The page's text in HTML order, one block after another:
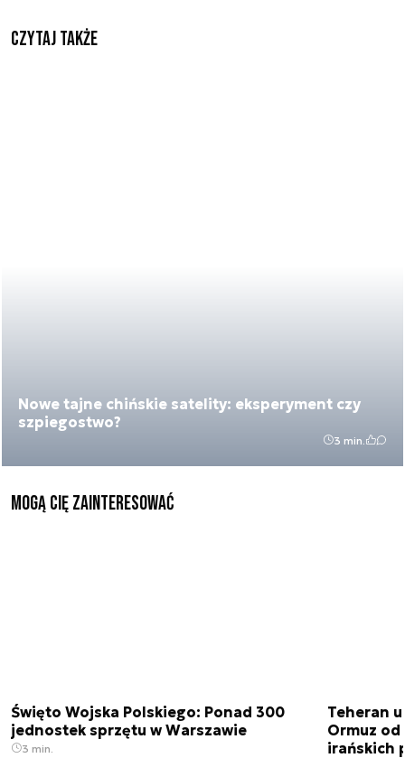
Czytaj także
Nowe tajne chińskie satelity: eksperyment czy
szpiegostwo?
3 min.
Mogą Cię zainteresować
Święto Wojska Polskiego: Ponad 300
jednostek sprzętu w Warszawie
3 min.
Teheran
Ormuz
irańskich